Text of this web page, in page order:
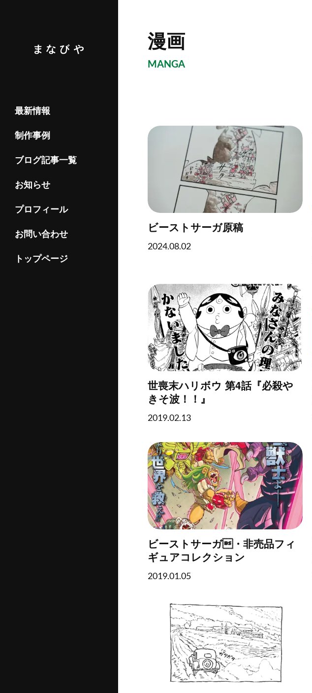
最新情報
制作事例
ブログ記事一覧
お知らせ
プロフィール
お問い合わせ
トップページ
漫画
MANGA
ビーストサーガ原稿
2024.08.02
世喪末ハリボウ 第4話『必殺や
きそ波！！』
2019.02.13
ビーストサーガ・非売品フィ
ギュアコレクション
2019.01.05